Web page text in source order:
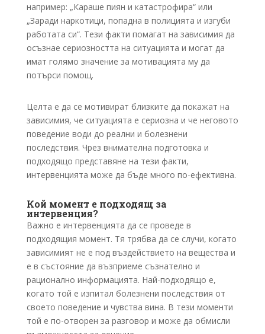
например: „Караше пиян и катастрофира“ или
„Заради наркотици, попадна в полицията и изгуби
работата си“. Тези факти помагат на зависимия да
осъзнае сериозността на ситуацията и могат да
имат голямо значение за мотивацията му да
потърси помощ.
Целта е да се мотивират близките да покажат на
зависимия, че ситуацията е сериозна и че неговото
поведение води до реални и болезнени
последствия. Чрез внимателна подготовка и
подходящо представяне на тези факти,
интервенцията може да бъде много по-ефективна.
Кой момент е подходящ за
интервенция?
Важно е интервенцията да се проведе в
подходящия момент. Тя трябва да се случи, когато
зависимият не е под въздействието на вещества и
е в състояние да възприеме съзнателно и
рационално информацията. Най-подходящо е,
когато той е изпитал болезнени последствия от
своето поведение и чувства вина. В тези моменти
той е по-отворен за разговор и може да обмисли